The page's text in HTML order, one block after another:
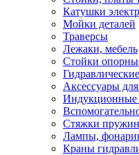
Катушки
Мойки деталей
Траверсы
Лежаки, мебель
Стойки
Аксессуары
Индукционные
Стяжки пружин
Лампы,
Краны